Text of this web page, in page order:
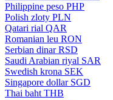
Philippine peso PHP
Polish zloty PLN
Qatari rial QAR
Romanian leu RON
Serbian dinar RSD
Saudi Arabian riyal SAR
Swedish krona SEK
Singapore dollar SGD
Thai baht THB